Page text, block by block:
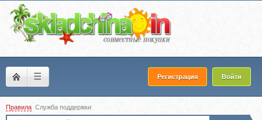
☰ Регистрация Войти
Правила Служба поддержки